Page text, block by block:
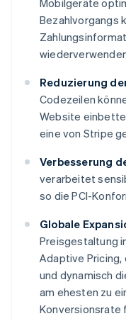
Mobilgeräte
Bezahlvorgangs
Reduzierung
Codezeilen
Website
eine von Stripe
Verbesserung
verarbeitet
so die PCI-
Globale
Preisgestaltung
Adaptive
und dynamisch
am ehesten zu
Konversionsrate